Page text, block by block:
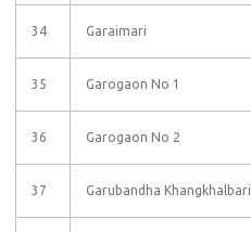
34 Garaimari
35 Garogaon No 1
36 Garogaon No 2
37 Garubandha Khangkhalbari